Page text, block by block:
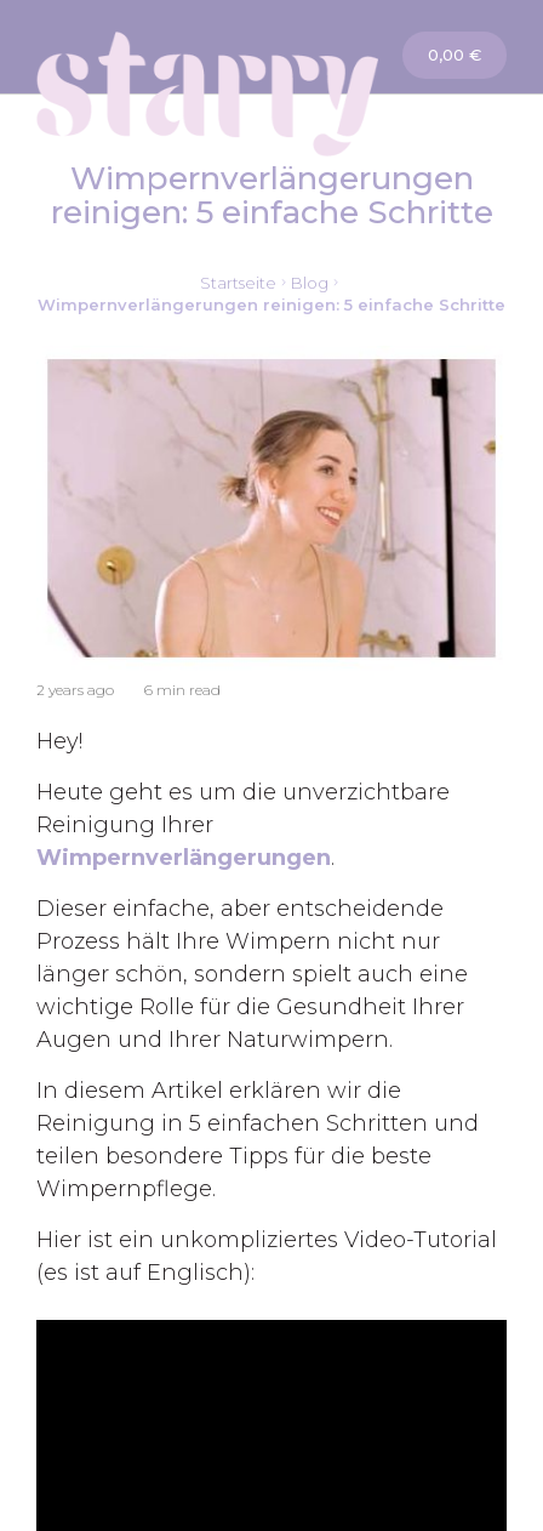
Warenkorb
0,00 €
Wimpernverlängerungen
reinigen: 5 einfache Schritte
Startseite
Blog
Wimpernverlängerungen reinigen: 5 einfache Schritte
2 years ago 6 min read
Hey!
Heute geht es um die unverzichtbare
Reinigung Ihrer
Wimpernverlängerungen.
Dieser einfache, aber entscheidende
Prozess hält Ihre Wimpern nicht nur
länger schön, sondern spielt auch eine
wichtige Rolle für die Gesundheit Ihrer
Augen und Ihrer Naturwimpern.
In diesem Artikel erklären wir die
Reinigung in 5 einfachen Schritten und
teilen besondere Tipps für die beste
Wimpernpflege.
Hier ist ein unkompliziertes Video-Tutorial
(es ist auf Englisch):